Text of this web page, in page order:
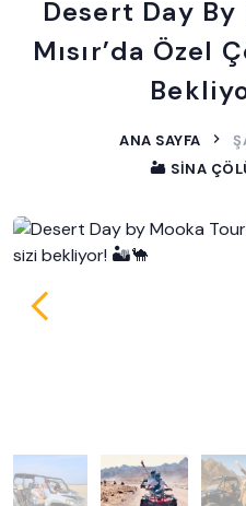
Desert Day
Mısır’da Özel
ANA SAYFA
🏜️ SINA